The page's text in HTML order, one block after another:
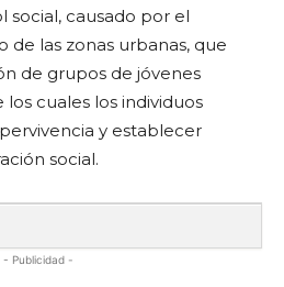
social, causado por el
de las zonas urbanas, que
de grupos de jóvenes
los cuales los individuos
y establecer
social.
- Publicidad -